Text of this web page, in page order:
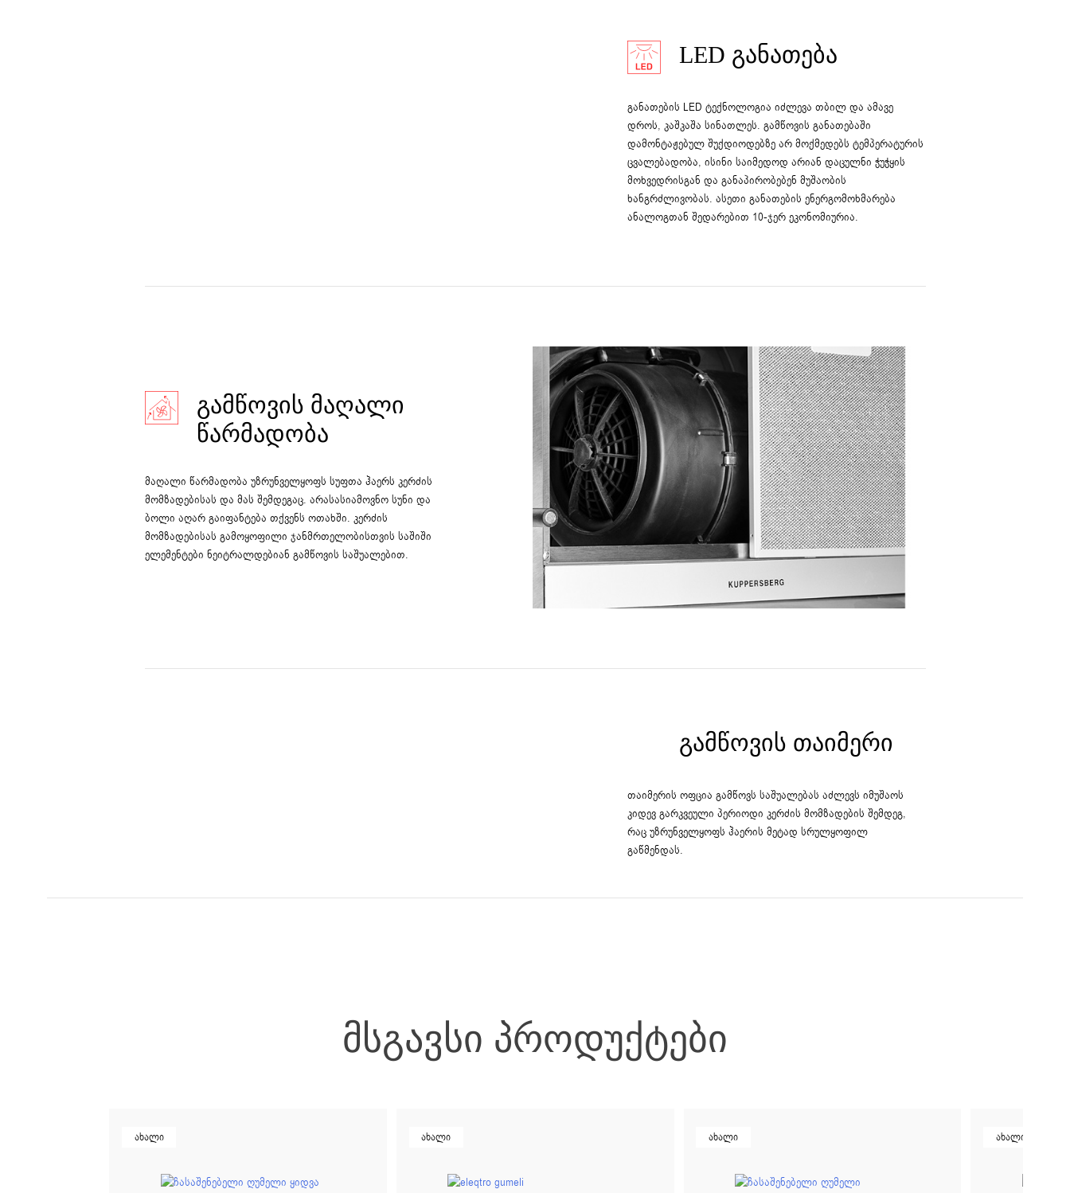
LED ᲒᲐᲜᲐᲗᲔᲑᲐ
განათების LED ტექნოლოგია იძლევა თბილ და ამავე
დროს, კაშკაშა სინათლეს. გამწოვის განათებაში
დამონტაჟებულ შუქდიოდებზე არ მოქმედებს ტემპერატურის
ცვალებადობა, ისინი საიმედოდ არიან დაცულნი ჭუჭყის
მოხვედრისგან და განაპირობებენ მუშაობის
ხანგრძლივობას. ასეთი განათების ენერგომოხმარება
ანალოგთან შედარებით 10-ჯერ ეკონომიურია.
ᲒᲐᲛᲬᲝᲕᲘᲡ ᲛᲐᲦᲐᲚᲘ
ᲬᲐᲠᲛᲐᲓᲝᲑᲐ
მაღალი წარმადობა უზრუნველყოფს სუფთა ჰაერს კერძის
მომზადებისას და მას შემდეგაც. არასასიამოვნო სუნი და
ბოლი აღარ გაიფანტება თქვენს ოთახში. კერძის
მომზადებისას გამოყოფილი ჯანმრთელობისთვის საშიში
ელემენტები ნეიტრალდებიან გამწოვის საშუალებით.
ᲒᲐᲛᲬᲝᲕᲘᲡ ᲗᲐᲘᲛᲔᲠᲘ
თაიმერის ოფცია გამწოვს საშუალებას აძლევს იმუშაოს
კიდევ გარკვეული პერიოდი კერძის მომზადების შემდეგ,
რაც უზრუნველყოფს ჰაერის მეტად სრულყოფილ
გაწმენდას.
ᲛᲡᲒᲐᲕᲡᲘ ᲞᲠᲝᲓᲣᲥᲢᲔᲑᲘ
ახალი ახალი ახალი ახალი